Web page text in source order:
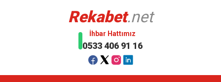
Rekabet.net
İhbar Hattımız
0533 406 91 16